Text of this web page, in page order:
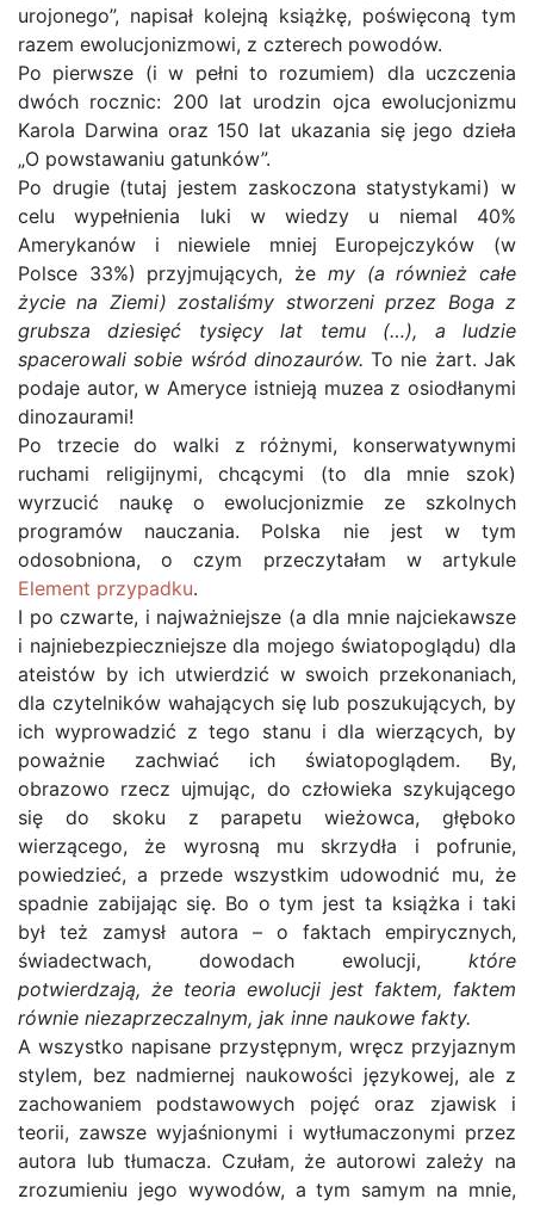
urojonego”, napisał kolejną książkę, poświęconą tym
razem ewolucjonizmowi, z czterech powodów.
Po pierwsze (i w pełni to rozumiem) dla uczczenia
dwóch rocznic: 200 lat urodzin ojca ewolucjonizmu
Karola Darwina oraz 150 lat ukazania się jego dzieła
„O powstawaniu gatunków”.
Po drugie (tutaj jestem zaskoczona statystykami) w
celu wypełnienia luki w wiedzy u niemal 40%
Amerykanów i niewiele mniej Europejczyków (w
Polsce 33%) przyjmujących, że my (a również całe
życie na Ziemi) zostaliśmy stworzeni przez Boga z
grubsza dziesięć tysięcy lat temu (…), a ludzie
spacerowali sobie wśród dinozaurów. To nie żart. Jak
podaje autor, w Ameryce istnieją muzea z osiodłanymi
dinozaurami!
Po trzecie do walki z różnymi, konserwatywnymi
ruchami religijnymi, chcącymi (to dla mnie szok)
wyrzucić naukę o ewolucjonizmie ze szkolnych
programów nauczania. Polska nie jest w tym
odosobniona, o czym przeczytałam w artykule
Element przypadku.
I po czwarte, i najważniejsze (a dla mnie najciekawsze
i najniebezpieczniejsze dla mojego światopoglądu) dla
ateistów by ich utwierdzić w swoich przekonaniach,
dla czytelników wahających się lub poszukujących, by
ich wyprowadzić z tego stanu i dla wierzących, by
poważnie zachwiać ich światopoglądem. By,
obrazowo rzecz ujmując, do człowieka szykującego
się do skoku z parapetu wieżowca, głęboko
wierzącego, że wyrosną mu skrzydła i pofrunie,
powiedzieć, a przede wszystkim udowodnić mu, że
spadnie zabijając się. Bo o tym jest ta książka i taki
był też zamysł autora – o faktach empirycznych,
świadectwach, dowodach ewolucji, które
potwierdzają, że teoria ewolucji jest faktem, faktem
równie niezaprzeczalnym, jak inne naukowe fakty.
A wszystko napisane przystępnym, wręcz przyjaznym
stylem, bez nadmiernej naukowości językowej, ale z
zachowaniem podstawowych pojęć oraz zjawisk i
teorii, zawsze wyjaśnionymi i wytłumaczonymi przez
autora lub tłumacza. Czułam, że autorowi zależy na
zrozumieniu jego wywodów, a tym samym na mnie,